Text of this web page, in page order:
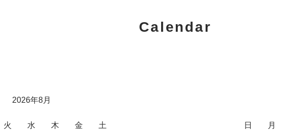
Calendar
2026年8月
火 水 木 金 土 日 月